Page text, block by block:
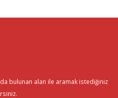
bulunan alan ile aramak istediğiniz